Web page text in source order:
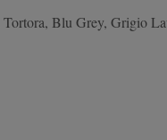
Blu Grey, Grigio